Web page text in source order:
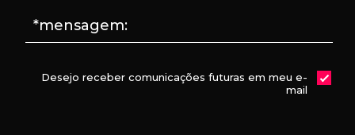
*mensagem:
Desejo receber comunicações futuras em meu e-
mail